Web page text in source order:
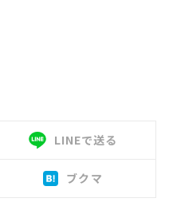
LINEで送る
ブクマ